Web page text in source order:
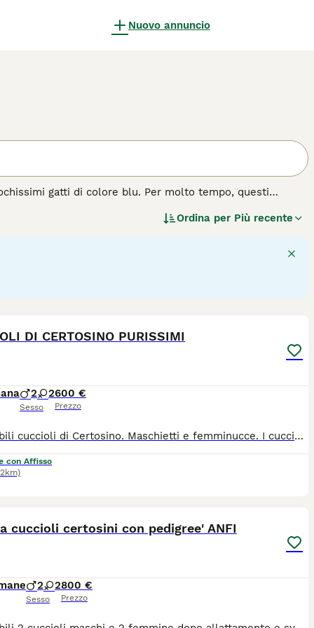
Nuovo annuncio
gatti di colore blu. Per molto tempo, questi
degli anni il certosino si è guadagnato la reputazione di
di gatto.
Ordina per Più recente
DI CERTOSINO PURISSIMI
2 2
Sesso
600 €
Prezzo
Disponibili cuccioli di Certosino. Maschietti e femminucce. I cuccioli sono nati 31/07/2026. Disponibili dopo il 29/09/2026. I cuccioli vengono ceduti dopo il sessantesimo giorno di vita. Genitori visibili con pedigree e genealogia. Testati e negativi alla FelV - FiV. Vaccinati alla FelV. Per info contattare Patrick. (disponibile whatsapp) CORDIALITA'
con Affisso
cuccioli certosini con pedigree' ANFI
2 2
Sesso
800 €
Prezzo